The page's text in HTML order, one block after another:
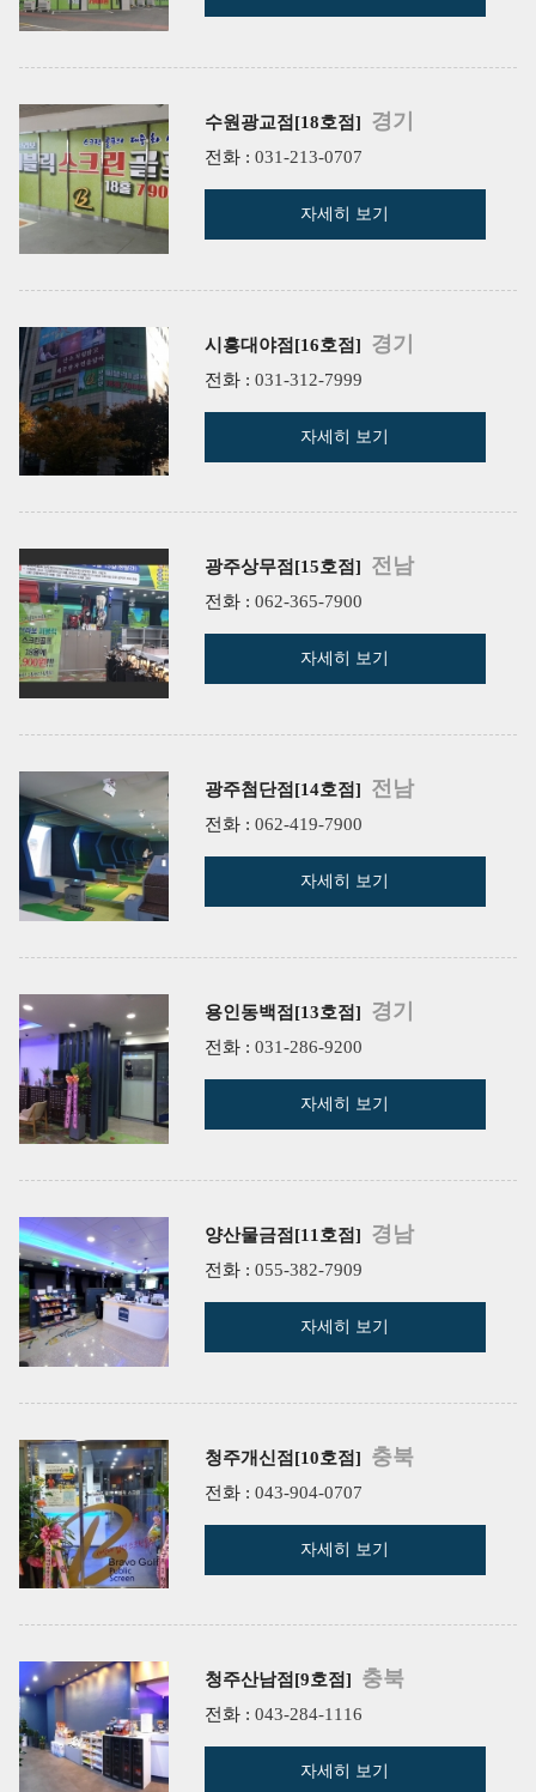
수원광교점[18호점] 경기
전화 : 031-213-0707
자세히 보기
시흥대야점[16호점] 경기
전화 : 031-312-7999
자세히 보기
광주상무점[15호점] 전남
전화 : 062-365-7900
자세히 보기
광주첨단점[14호점] 전남
전화 : 062-419-7900
자세히 보기
용인동백점[13호점] 경기
전화 : 031-286-9200
자세히 보기
양산물금점[11호점] 경남
전화 : 055-382-7909
자세히 보기
청주개신점[10호점] 충북
전화 : 043-904-0707
자세히 보기
청주산남점[9호점] 충북
전화 : 043-284-1116
자세히 보기